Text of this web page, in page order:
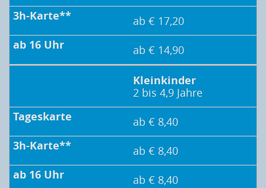
ab € 17,20
ab € 14,90
Kleinkinder
2 bis 4,9 Jahre
ab € 8,40
ab € 8,40
ab € 8,40